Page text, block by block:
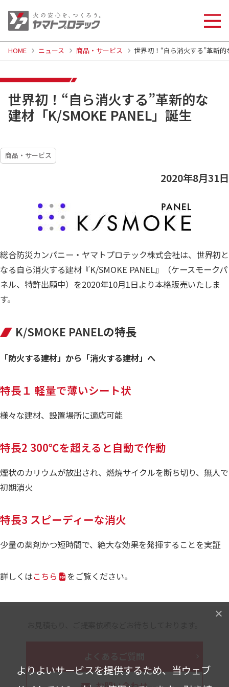
世界初！“自ら消火する”革新的な
建材「K/SMOKE PANEL」誕生
HOME ニュース 商品・サービス 世界初！“自ら消火する”革新的
商品・サービス
2020年8月31日
総合防災カンパニー・ヤマトプロテック株式会社は、世界初と
なる自ら消火する建材『K/SMOKE PANEL』（ケースモークパ
ネル、特許出願中）を2020年10月1日より本格販売いたしま
す。
K/SMOKE PANELの特長
「防火する建材」から「消火する建材」へ
特長１ 軽量で薄いシート状
様々な建材、設置場所に適応可能
特長2 300℃を超えると自動で作動
煙状のカリウムが放出され、燃焼サイクルを断ち切り、無人で
初期消火
特長3 スピーディーな消火
少量の薬剤かつ短時間で、絶大な効果を発揮することを実証
詳しくはこちら をご覧ください。
よりよいサービスを提供するため、当ウェブ